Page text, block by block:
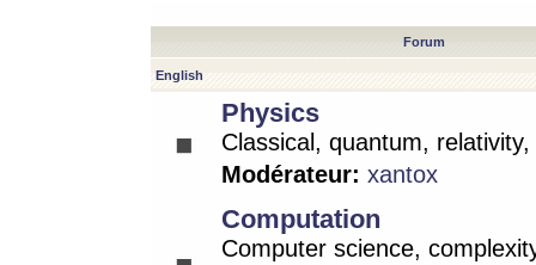
Forum
English
Physics
Classical, quantum,
Modérateur: xantox
Computation
Computer science,